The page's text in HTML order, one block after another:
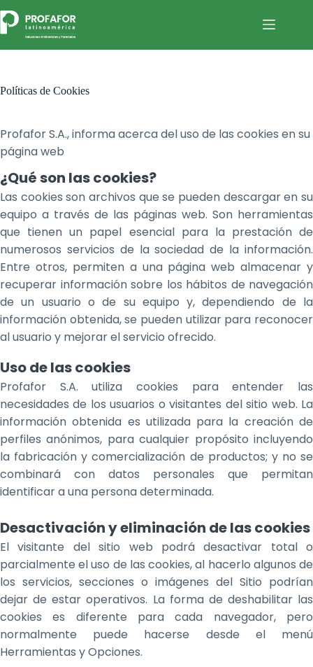
al
contenido
Políticas de Cookies
Profafor S.A., informa acerca del uso de las cookies en su
página web
¿Qué son las cookies?
Las cookies son archivos que se pueden descargar en su
equipo a través de las páginas web. Son herramientas
que tienen un papel esencial para la prestación de
numerosos servicios de la sociedad de la información.
Entre otros, permiten a una página web almacenar y
recuperar información sobre los hábitos de navegación
de un usuario o de su equipo y, dependiendo de la
información obtenida, se pueden utilizar para reconocer
al usuario y mejorar el servicio ofrecido.
Uso de las cookies
Profafor S.A. utiliza cookies para entender las
necesidades de los usuarios o visitantes del sitio web. La
información obtenida es utilizada para la creación de
perfiles anónimos, para cualquier propósito incluyendo
la fabricación y comercialización de productos; y no se
combinará con datos personales que permitan
identificar a una persona determinada.
Desactivación y eliminación de las cookies
El visitante del sitio web podrá desactivar total o
parcialmente el uso de las cookies, al hacerlo algunos de
los servicios, secciones o imágenes del Sitio podrían
dejar de estar operativos. La forma de deshabilitar las
cookies es diferente para cada navegador, pero
normalmente puede hacerse desde el menú
Herramientas y Opciones.